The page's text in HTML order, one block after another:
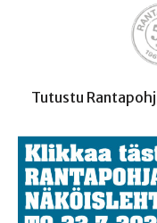
Tutustu